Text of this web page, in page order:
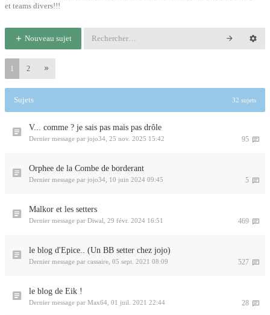
et teams divers!!!
Nouveau sujet
1 2
Sujets 32 sujets
V... comme ? je sais pas mais pas drôle
95
Dernier message par jojo34 25 nov. 2025 15:42
Orphee de la Combe de borderant
5
Dernier message par jojo34 10 juin 2024 09:45
Malkor et les setters
469
Dernier message par Diwal 29 févr. 2024 16:51
le blog d'Epice.. (Un BB setter chez jojo)
527
Dernier message par cassaire 05 sept. 2021 08:09
le blog de Eik !
28
Dernier message par Max64 01 juil. 2021 22:44